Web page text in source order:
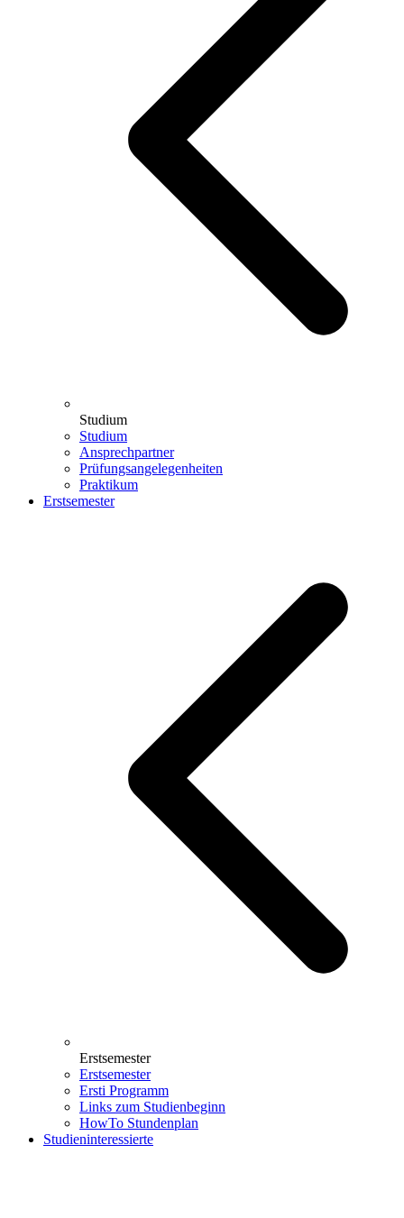
Studium
Studium
Ansprechpartner
Prüfungsangelegenheiten
Praktikum
Erstsemester
Erstsemester
Erstsemester
Ersti Programm
Links zum Studienbeginn
HowTo Stundenplan
Studieninteressierte